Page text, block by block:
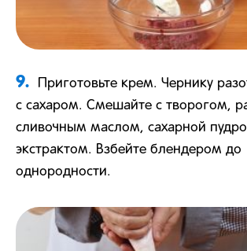
9.
Приготовьте крем. Чернику
с сахаром. Смешайте с творогом,
сливочным маслом, сахарной
экстрактом. Взбейте блендером до
однородности.